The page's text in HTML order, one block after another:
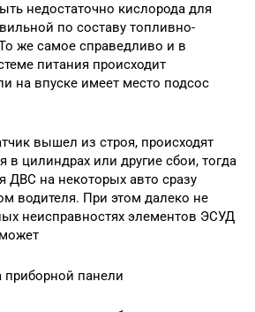
недостаточно кислорода для
по составу топливно-
же самое справедливо и в
питания происходит
на впуске имеет место подсос
вышел из строя, происходят
в цилиндрах или другие сбои, тогда
ДВС на некоторых авто сразу
водителя. При этом далеко не
неисправностях элементов ЭСУД
приборной панели